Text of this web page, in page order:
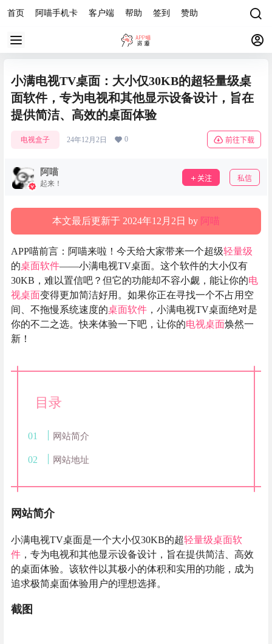
首页 阿喵手机卡 客户端 帮助 签到 赞助
小满电视TV桌面：大小仅30KB的超轻量级桌
面软件，专为电视和其他显示设备设计，旨在
提供简洁、高效的桌面体验
电视盒子 24年12月2日 0 前往下载
阿喵
起来！
关注 私信
本文最后更新于 2024年12月2日 by 阿喵
APP喵前言：阿喵来啦！今天给大家带来一个超级轻量级
的桌面软件——小满电视TV桌面。这个软件的大小仅有
30KB，难以置信吧？但它的功能却不容小觑，能让你的电
视桌面变得更加简洁好用。如果你正在寻找一个不占用空
间、不拖慢系统速度的桌面软件 ，小满电视TV桌面绝对是
你的不二之选。快来体验一下吧，让你的电视桌面焕然一
新！
目录
网站简介
网站地址
网站简介
小满电视TV桌面是一个大小仅30KB的超轻量级桌面软
件 ，专为电视和其他显示设备设计，旨在提供简洁、高效
的桌面体验。该软件以其极小的体积和实用的功能，成为
追求极简桌面体验用户的理想选择。
截图